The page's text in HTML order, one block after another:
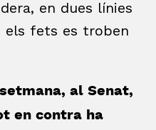
en dues línies
els fets es troben
al Senat,
en contra ha